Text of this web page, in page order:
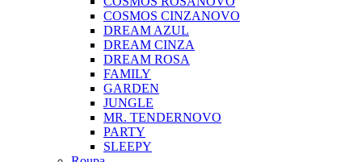
COSMOS CINZANOVO
DREAM AZUL
DREAM CINZA
DREAM ROSA
FAMILY
GARDEN
JUNGLE
MR. TENDERNOVO
PARTY
SLEEPY